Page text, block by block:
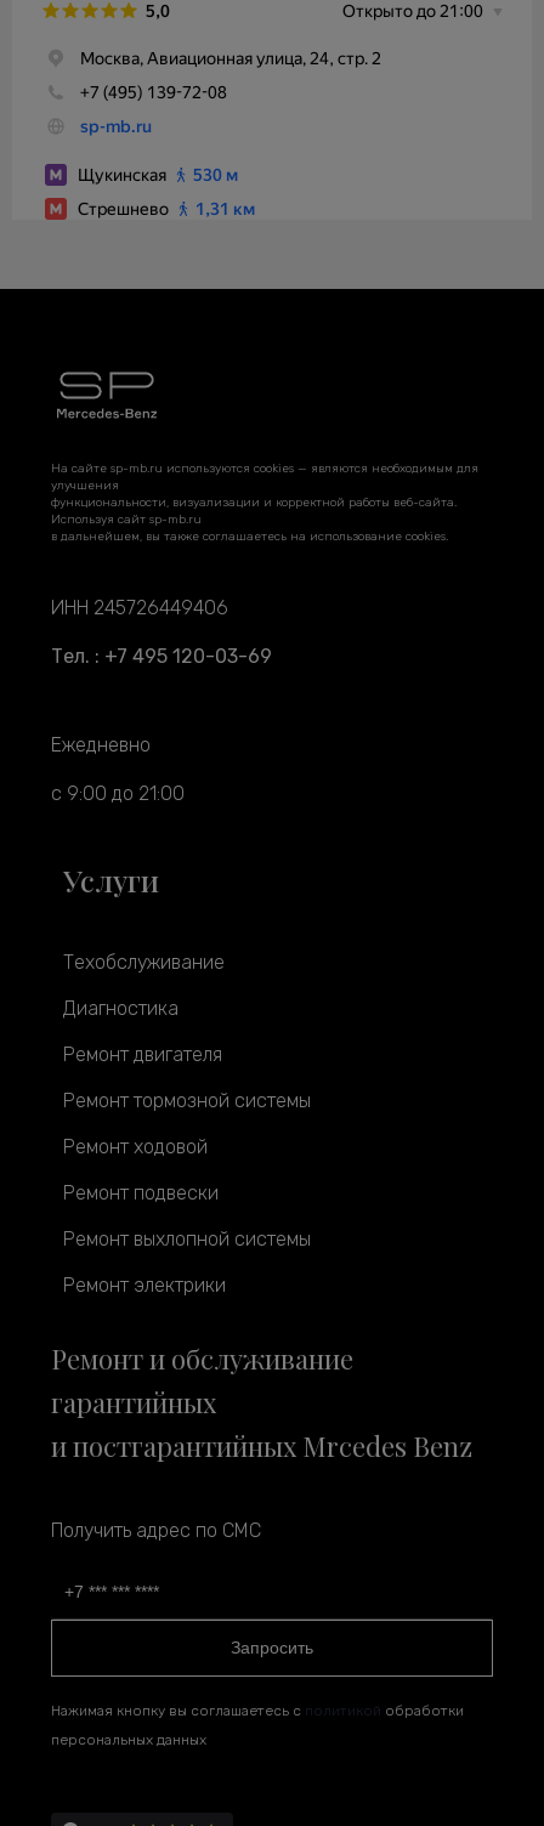
На сайте sp-mb.ru используются cookies — являются необходимым для
улучшения
функциональности, визуализации и корректной работы веб-сайта.
Используя сайт sp-mb.ru
в дальнейшем, вы также соглашаетесь на использование cookies.
ИНН 245726449406
Тел. : +7 495 120-03-69
Ежедневно
с 9:00 до 21:00
Услуги
Техобслуживание
Диагностика
Ремонт двигателя
Ремонт тормозной системы
Ремонт ходовой
Ремонт подвески
Ремонт выхлопной системы
Ремонт электрики
Ремонт и обслуживание
гарантийных
и постгарантийных Mrcedes Benz
Получить адрес по СМС
Запросить
Нажимая кнопку вы соглашаетесь с политикой обработки
персональных данных